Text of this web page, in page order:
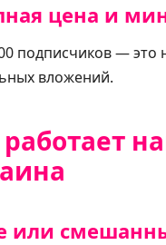
цена и
подписчиков — это
вложений.
или